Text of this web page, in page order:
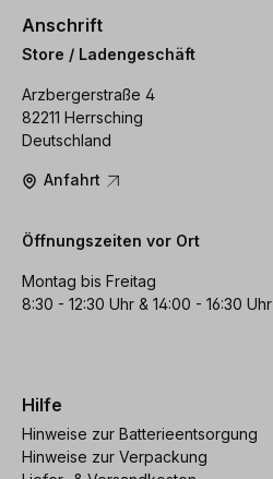
Anschrift
Store / Ladengeschäft
Arzbergerstraße 4
82211 Herrsching
Deutschland
Anfahrt
Öffnungszeiten vor Ort
Montag bis Freitag
8:30 - 12:30 Uhr & 14:00 - 16:30 Uhr
Hilfe
Hinweise zur Batterieentsorgung
Hinweise zur Verpackung